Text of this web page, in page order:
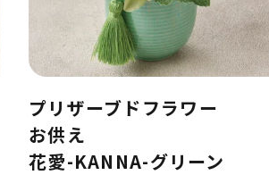
プリザーブドフラワー
お供え
花愛-KANNA-グリーン